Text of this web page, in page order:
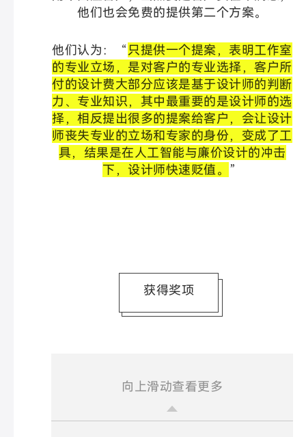
他们也会免费的提供第二个方案。
他们认为：“只提供一个提案，表明工作室
的专业立场，是对客户的专业选择，客户所
付的设计费大部分应该是基于设计师的判断
力、专业知识，其中最重要的是设计师的选
择，相反提出很多的提案给客户，会让设计
师丧失专业的立场和专家的身份，变成了工
具，结果是在人工智能与廉价设计的冲击
下，设计师快速贬值。 ”
获得奖项
向上滑动查看更多